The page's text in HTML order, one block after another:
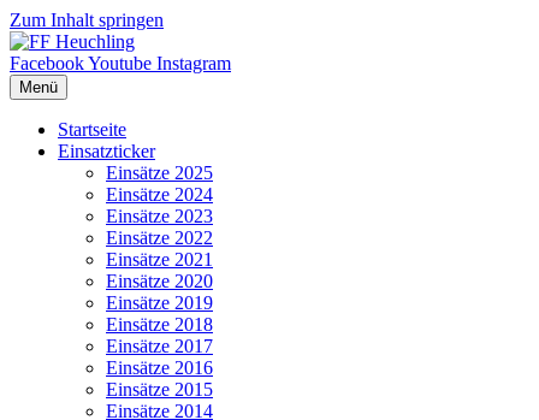
Zum Inhalt springen
FacebookYoutube Instagram
Menü
Startseite
Einsatzticker
Einsätze 2025
Einsätze 2024
Einsätze 2023
Einsätze 2022
Einsätze 2021
Einsätze 2020
Einsätze 2019
Einsätze 2018
Einsätze 2017
Einsätze 2016
Einsätze 2015
Einsätze 2014